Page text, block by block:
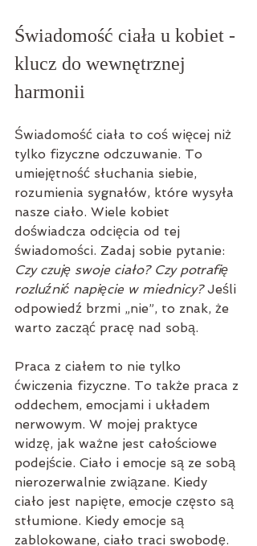
Świadomość ciała u kobiet -
klucz do wewnętrznej
harmonii
Świadomość ciała to coś więcej niż
tylko fizyczne odczuwanie. To
umiejętność słuchania siebie,
rozumienia sygnałów, które wysyła
nasze ciało. Wiele kobiet
doświadcza odcięcia od tej
świadomości. Zadaj sobie pytanie:
Czy czuję swoje ciało? Czy potrafię
rozluźnić napięcie w miednicy? Jeśli
odpowiedź brzmi „nie”, to znak, że
warto zacząć pracę nad sobą.
Praca z ciałem to nie tylko
ćwiczenia fizyczne. To także praca z
oddechem, emocjami i układem
nerwowym. W mojej praktyce
widzę, jak ważne jest całościowe
podejście. Ciało i emocje są ze sobą
nierozerwalnie związane. Kiedy
ciało jest napięte, emocje często są
stłumione. Kiedy emocje są
zablokowane, ciało traci swobodę.